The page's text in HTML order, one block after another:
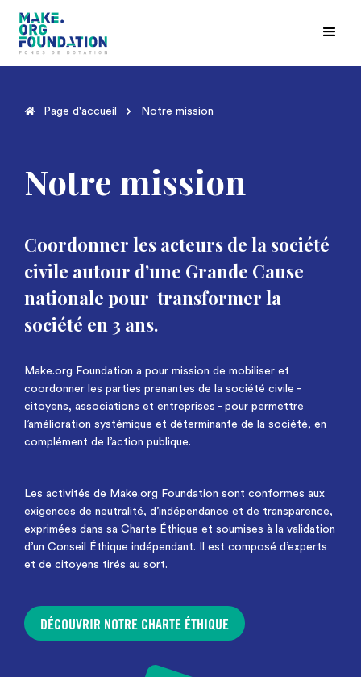
Page d'accueil Notre mission
Notre mission
Coordonner les acteurs de la société
civile autour d’une Grande Cause
nationale pour transformer la
société en 3 ans.
Make.org Foundation a pour mission de mobiliser et
coordonner les parties prenantes de la société civile -
citoyens, associations et entreprises - pour permettre
l’amélioration systémique et déterminante de la société, en
complément de l’action publique.
Les activités de Make.org Foundation sont conformes aux
exigences de neutralité, d’indépendance et de transparence,
exprimées dans sa Charte Éthique et soumises à la validation
d’un Conseil Éthique indépendant. Il est composé d’experts
et de citoyens tirés au sort.
DÉCOUVRIR NOTRE CHARTE ÉTHIQUE